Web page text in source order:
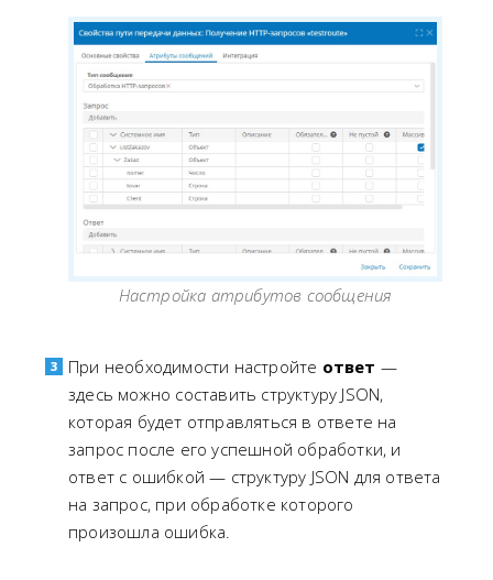
Настройка атрибутов сообщения
При необходимости настройте ответ —
здесь можно составить структуру JSON,
которая будет отправляться в ответе на
запрос после его успешной обработки, и
ответ с ошибкой — структуру JSON для ответа
на запрос, при обработке которого
произошла ошибка.